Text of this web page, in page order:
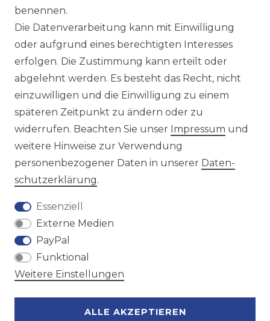
Sie sind Wiederverkäufer?
Sie erreichen uns unter :
https://avancarte.de/
oder telefonisch unter: 0421 - 434430
Wir versenden mit
Zahlungsmöglichkeiten
benennen.
Die Datenverarbeitung kann mit Einwilligung
oder aufgrund eines berechtigten Interesses
erfolgen. Die Zustimmung kann erteilt oder
abgelehnt werden. Es besteht das Recht, nicht
einzuwilligen und die Einwilligung zu einem
späteren Zeitpunkt zu ändern oder zu
widerrufen. Beachten Sie unser Impressum und
weitere Hinweise zur Verwendung
personenbezogener Daten in unserer Daten­
schutz­erklärung.
Essenziell
Externe Medien
PayPal
Funktional
Weitere Einstellungen
ALLE AKZEPTIEREN